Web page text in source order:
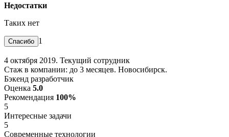
Недостатки
Таких нет
1
4 октября 2019. Текущий сотрудник
Стаж в компании: до 3 месяцев. Новосибирск.
Бэкенд разработчик
Оценка 5.0
Рекомендация 100%
5
Интересные задачи
5
Современные технологии